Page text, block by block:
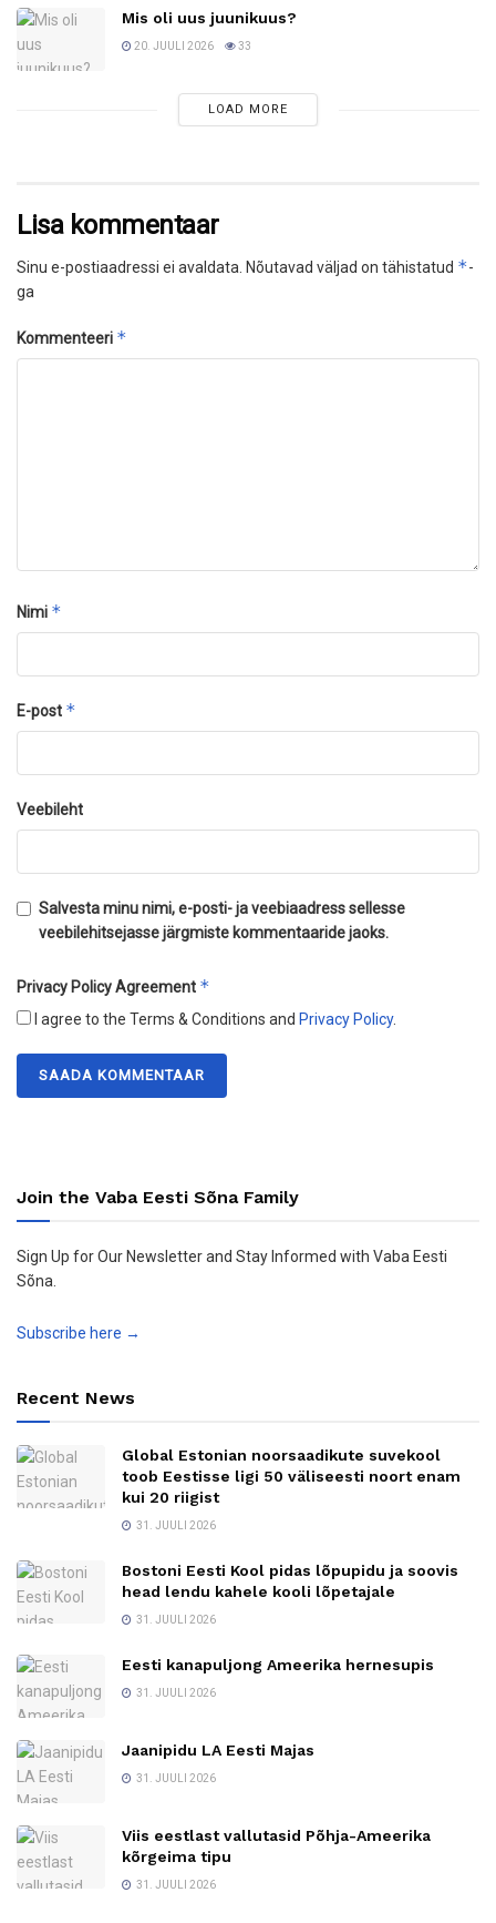
Mis oli uus juunikuus?
20. JUULI 2026 33
LOAD MORE
Lisa kommentaar
Sinu e-postiaadressi ei avaldata. Nõutavad väljad on tähistatud *-
ga
Kommenteeri *
Nimi *
E-post *
Veebileht
Salvesta minu nimi, e-posti- ja veebiaadress sellesse
veebilehitsejasse järgmiste kommentaaride jaoks.
Privacy Policy Agreement *
I agree to the Terms & Conditions and Privacy Policy.
Join the Vaba Eesti Sõna Family
Sign Up for Our Newsletter and Stay Informed with Vaba Eesti
Sõna.
Subscribe here →
Recent News
Global Estonian noorsaadikute suvekool
toob Eestisse ligi 50 väliseesti noort enam
kui 20 riigist
31. JUULI 2026
Bostoni Eesti Kool pidas lõpupidu ja soovis
head lendu kahele kooli lõpetajale
31. JUULI 2026
Eesti kanapuljong Ameerika hernesupis
31. JUULI 2026
Jaanipidu LA Eesti Majas
31. JUULI 2026
Viis eestlast vallutasid Põhja-Ameerika
kõrgeima tipu
31. JUULI 2026